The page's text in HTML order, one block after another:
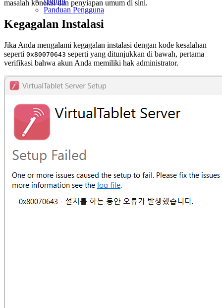
Panduan Pengguna
masalah koneksi dan penyiapan umum di sini.
Kegagalan Instalasi
Jika Anda mengalami kegagalan instalasi dengan kode kesalahan
seperti 0x80070643 seperti yang ditunjukkan di bawah, pertama
verifikasi bahwa akun Anda memiliki hak administrator.